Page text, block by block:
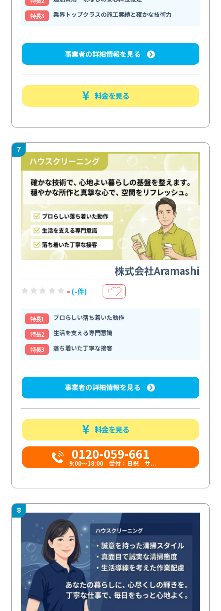
特⻑3
業界トップクラスの施工実績と確かな技術力
事業者の詳細情報を見る
料金を見る
7
株式会社Aramashi
- (-件) ＋
特⻑1
プロらしい落ち着いた動作
特⻑2
生活を支える専門意識
特⻑3
落ち着いた丁寧な接客
事業者の詳細情報を見る
料金を見る
0120-059-661
9:00〜18:00 受付：日祝 サ...
8